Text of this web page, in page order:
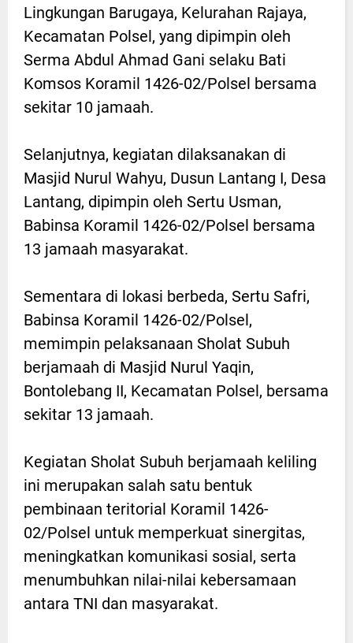
Lingkungan Barugaya, Kelurahan Rajaya,
Kecamatan Polsel, yang dipimpin oleh
Serma Abdul Ahmad Gani selaku Bati
Komsos Koramil 1426-02/Polsel bersama
sekitar 10 jamaah.
Selanjutnya, kegiatan dilaksanakan di
Masjid Nurul Wahyu, Dusun Lantang I, Desa
Lantang, dipimpin oleh Sertu Usman,
Babinsa Koramil 1426-02/Polsel bersama
13 jamaah masyarakat.
Sementara di lokasi berbeda, Sertu Safri,
Babinsa Koramil 1426-02/Polsel,
memimpin pelaksanaan Sholat Subuh
berjamaah di Masjid Nurul Yaqin,
Bontolebang II, Kecamatan Polsel, bersama
sekitar 13 jamaah.
Kegiatan Sholat Subuh berjamaah keliling
ini merupakan salah satu bentuk
pembinaan teritorial Koramil 1426-
02/Polsel untuk memperkuat sinergitas,
meningkatkan komunikasi sosial, serta
menumbuhkan nilai-nilai kebersamaan
antara TNI dan masyarakat.